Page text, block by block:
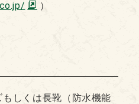
）
もしくは長靴（防水機能